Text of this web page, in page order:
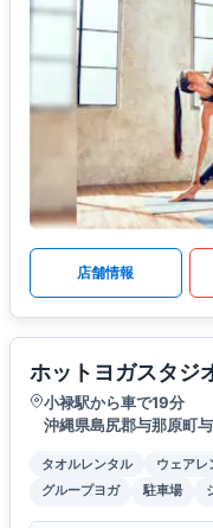
店舗情報
ホットヨガスタジ
小禄駅から車で19分
沖縄県島尻郡与那原町
タオルレンタル ウェアレ
グループヨガ
駐車場